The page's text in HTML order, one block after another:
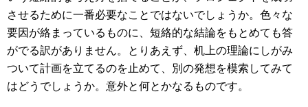
させるために一番必要なことではないでしょうか。色々な
要因が絡まっているものに、短絡的な結論をもとめても答
がでる訳がありません。とりあえず、机上の理論にしがみ
ついて計画を立てるのを止めて、別の発想を模索してみて
はどうでしょうか。意外と何とかなるものです。